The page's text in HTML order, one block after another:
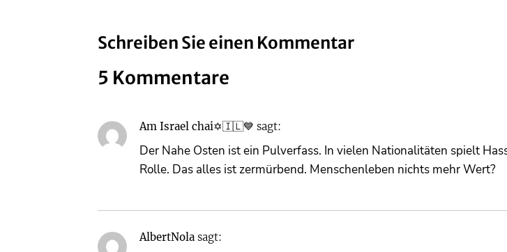
Schreiben Sie einen Kommentar
5 Kommentare
Am Israel chai✡🇮🇱💙 sagt:
Der Nahe Osten ist ein Pulverfass. In vielen Nationalitäten spielt
Rolle. Das alles ist zermürbend. Menschenleben nichts mehr Wert?
AlbertNola sagt: